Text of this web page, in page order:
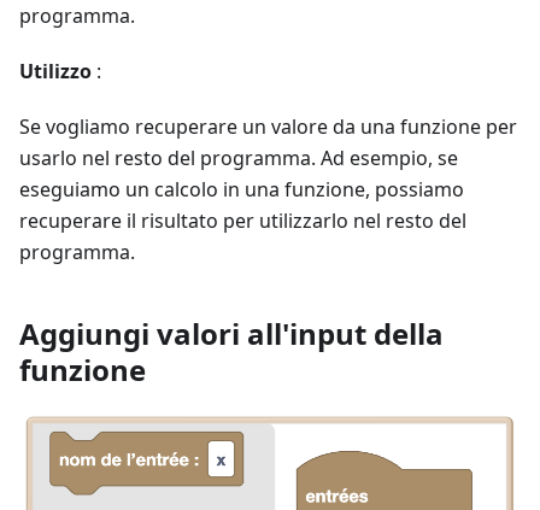
programma.
Utilizzo :
Se vogliamo recuperare un valore da una funzione per
usarlo nel resto del programma. Ad esempio, se
eseguiamo un calcolo in una funzione, possiamo
recuperare il risultato per utilizzarlo nel resto del
programma.
Aggiungi valori all'input della
funzione